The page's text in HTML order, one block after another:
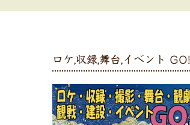
ロケ,収録,舞台,イベント GO!